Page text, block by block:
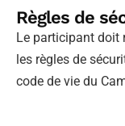
Règles de
Le participant doit
les règles de
code de vie du